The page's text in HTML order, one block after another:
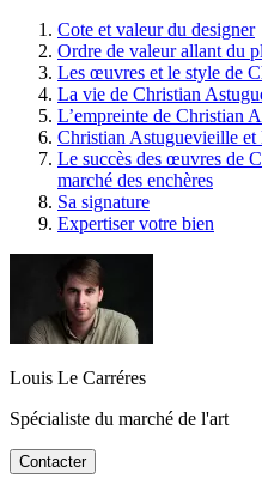
Cote et valeur du designer
Ordre de valeur allant du
Les œuvres et le style de
La vie de Christian
L’empreinte de Christian
Christian Astuguevieille et
Le succès des œuvres de
marché des enchères
Sa signature
Expertiser votre bien
Louis Le Carréres
Spécialiste du marché de l'art
Contacter